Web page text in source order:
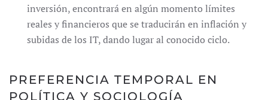
inversión, encontrará en algún momento límites
reales y financieros que se traducirán en inflación y
subidas de los IT, dando lugar al conocido ciclo.
PREFERENCIA TEMPORAL EN
POLÍTICA Y SOCIOLOGÍA